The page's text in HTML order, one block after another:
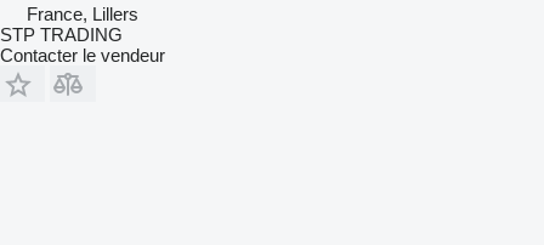
France, Lillers
STP TRADING
Contacter le vendeur